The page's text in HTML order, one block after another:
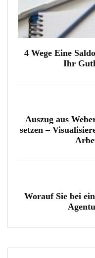
4 Wege Eine
Ihr
Auszug aus
setzen –
Worauf Sie bei